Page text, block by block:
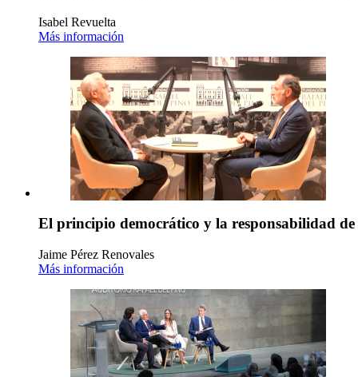
Isabel Revuelta
Más información
El principio democrático y la responsabilidad
Jaime Pérez Renovales
Más información